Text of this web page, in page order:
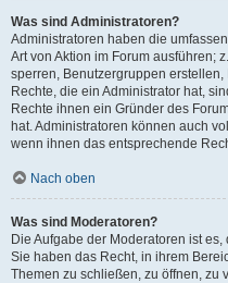
Was sind Administratoren?
Administratoren haben die
Art von Aktion im Forum ausführen;
sperren, Benutzergruppen
Rechte, die ein Administrator hat,
Rechte ihnen ein Gründer des
hat. Administratoren können auch
wenn ihnen das entsprechende
Nach oben
Was sind Moderatoren?
Die Aufgabe der Moderatoren ist
Sie haben das Recht, in ihrem
Themen zu schließen, zu öffnen, zu